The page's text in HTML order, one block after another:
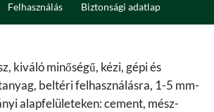
Felhasználás Biztonsági adatlap
kiváló minőségű, kézi, gépi és
beltéri felhasználásra, 1-5 mm-
alapfelületeken: cement, mész-